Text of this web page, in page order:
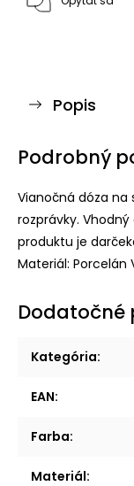
Popis
Podrobný
Vianočná dóza
rozprávky.
produktu je
Materiál: Porcelán
Kategória:
EAN:
Farba:
Materiál: